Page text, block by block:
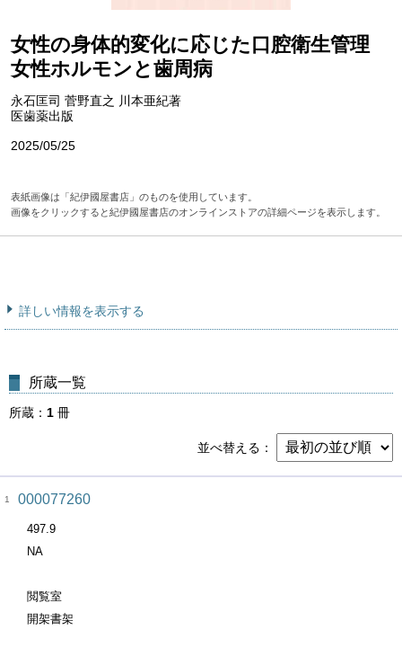
女性の身体的変化に応じた口腔衛生管理
女性ホルモンと歯周病
永石匡司 菅野直之 川本亜紀著
医歯薬出版
2025/05/25
表紙画像は「紀伊國屋書店」のものを使用しています。
画像をクリックすると紀伊國屋書店のオンラインストアの詳細ページを表示します。
詳しい情報を表示する
所蔵一覧
所蔵 1 冊
並べ替える
1 000077260
497.9
NA
閲覧室
開架書架